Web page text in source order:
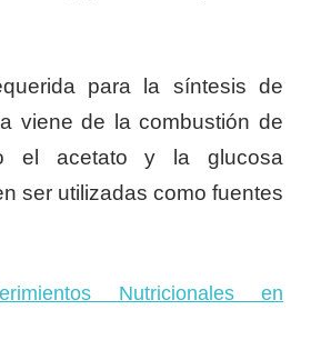
para la síntesis de
viene de la combustión de
el acetato y la glucosa
ser utilizadas como fuentes
Nutricionales en